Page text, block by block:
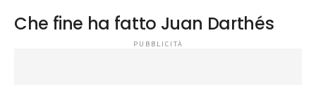
Che fine ha fatto Juan Darthés